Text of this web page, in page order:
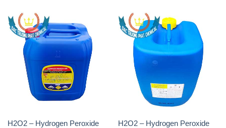
H2O2 – Hydrogen Peroxide
H2O2 – Hydrogen Peroxide